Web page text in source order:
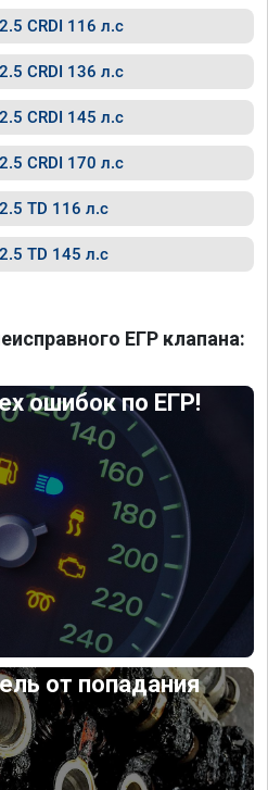
CRDI 116 л.с
CRDI 136 л.с
CRDI 145 л.с
CRDI 170 л.с
TD 116 л.с
TD 145 л.с
ЕГР клапана:
ошибок по ЕГР!
от попадания